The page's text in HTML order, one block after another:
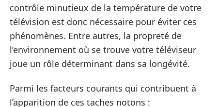
contrôle minutieux de la température de votre
télévision est donc nécessaire pour éviter ces
phénomènes. Entre autres, la propreté de
l’environnement où se trouve votre téléviseur
joue un rôle déterminant dans sa longévité.
Parmi les facteurs courants qui contribuent à
l’apparition de ces taches notons :